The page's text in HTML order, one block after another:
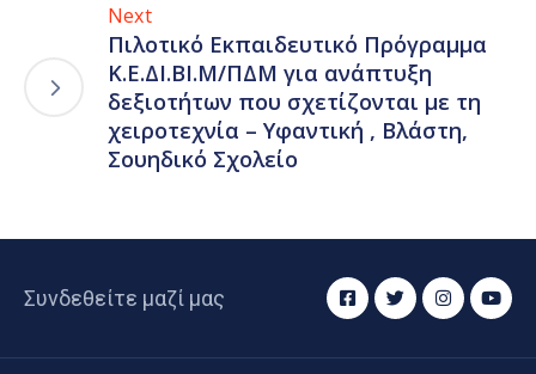
Next
Πιλοτικό Εκπαιδευτικό Πρόγραμμα
Κ.Ε.ΔΙ.ΒΙ.Μ/ΠΔΜ για ανάπτυξη
δεξιοτήτων που σχετίζονται με τη
χειροτεχνία – Υφαντική , Βλάστη,
Σουηδικό Σχολείο
Συνδεθείτε μαζί μας